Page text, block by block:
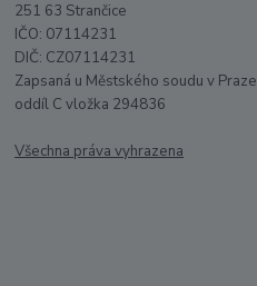
251 63 Strančice
IČO: 07114231
DIČ: CZ07114231
Zapsaná u Městského soudu v Praze
oddíl C vložka 294836
Všechna práva vyhrazena